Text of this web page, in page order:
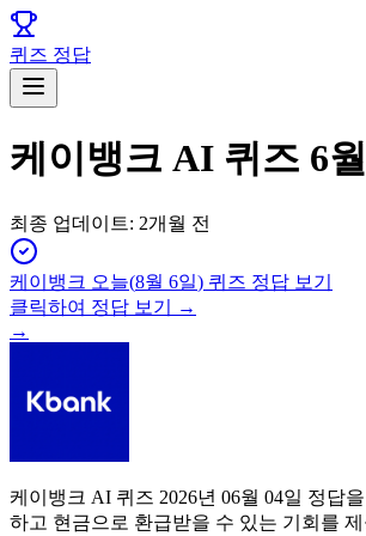
퀴즈 정답
케이뱅크 AI 퀴즈 6
최종 업데이트: 2개월 전
케이뱅크 오늘(8월 6일) 퀴즈 정답 보기
클릭하여 정답 보기 →
→
케이뱅크 AI 퀴즈 2026년 06월 04일 정답
하고 현금으로 환급받을 수 있는 기회를